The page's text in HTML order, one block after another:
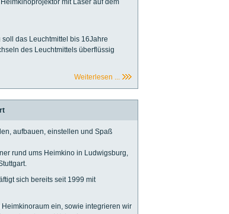
mit Laser auf dem
das Leuchtmittel bis 16Jahre
des Leuchtmittels überflüssig
Weiterlesen ...
aufbauen, einstellen und Spaß
rund ums Heimkino in Ludwigsburg,
sich bereits seit 1999 mit
ein, sowie integrieren wir